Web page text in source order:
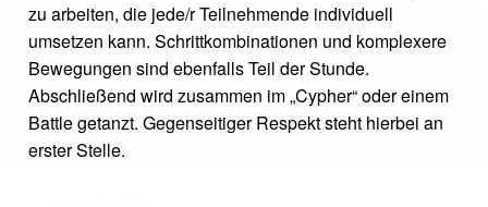
zu arbeiten, die jede/r Teilnehmende individuell
umsetzen kann. Schrittkombinationen und komplexere
Bewegungen sind ebenfalls Teil der Stunde.
Abschließend wird zusammen im „Cypher“ oder einem
Battle getanzt. Gegenseitiger Respekt steht hierbei an
erster Stelle.